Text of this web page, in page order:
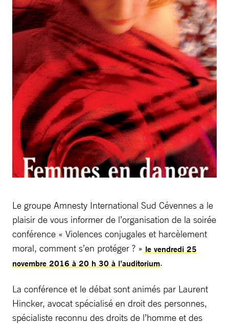
Le groupe Amnesty International Sud Cévennes a le
plaisir de vous informer de l’organisation de la soirée
conférence « Violences conjugales et harcèlement
moral, comment s’en protéger ? » le vendredi 25
novembre 2016 à 20 h 30 à l’auditorium.
La conférence et le débat sont animés par Laurent
Hincker, avocat spécialisé en droit des personnes,
spécialiste reconnu des droits de l’homme et des